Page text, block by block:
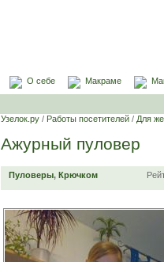
О себе Макраме
Узелок.ру / Работы посетителей / Для
Ажурный пуловер
Пуловеры, Крючком